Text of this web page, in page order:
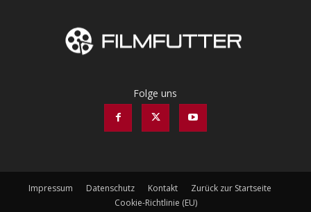
Folge uns
Impressum Datenschutz Kontakt
Zurück zur Startseite
Cookie-Richtlinie (EU)